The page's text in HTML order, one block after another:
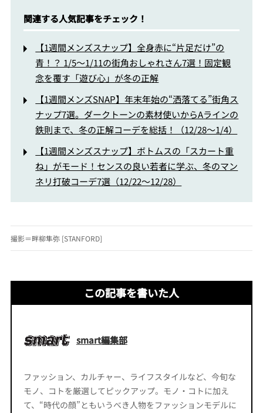
関連する人気記事をチェック！
【1週間メンズスナップ】全身赤に“片足だけ”の
青！？ 1/5〜1/11の街角おしゃれさん7選！固定観
念を覆す「遊び心」が冬の正解
【1週間メンズSNAP】年末年始の“洒落てる”街角ス
ナップ7選。ダークトーンの素材使いからAラインの
鉄則まで、冬の正解コーデを総括！（12/28～1/4）
【1週間メンズスナップ】ボトムスの「スカート重
ね」がモード！センスの良い若者に学ぶ、冬のマン
ネリ打破コーデ7選（12/22～12/28）
撮影＝畔柳隼弥 [STANFORD]
この記事を書いた人
smart編集部
ファッション、カルチャー、ライフスタイルなど、今旬な
モノ、コトを厳選してピックアップ。モノ・コトに加え
て、“時代の顔”ともいうべき人物をファッションモデルに